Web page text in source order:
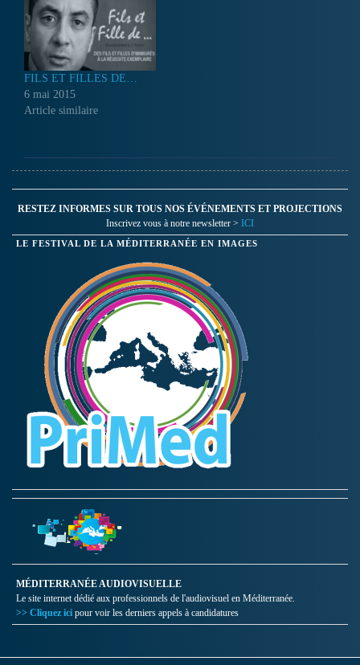
FILS ET FILLES DE…
6 mai 2015
Article similaire
RESTEZ INFORMES SUR TOUS NOS ÉVÉNEMENTS ET PROJECTIONS
Inscrivez vous à notre newsletter > ICI
LE FESTIVAL DE LA MÉDITERRANÉE EN IMAGES
MÉDITERRANÉE AUDIOVISUELLE
Le site internet dédié aux professionnels de l'audiovisuel en Méditerranée.
>> Cliquez ici pour voir les derniers appels à candidatures